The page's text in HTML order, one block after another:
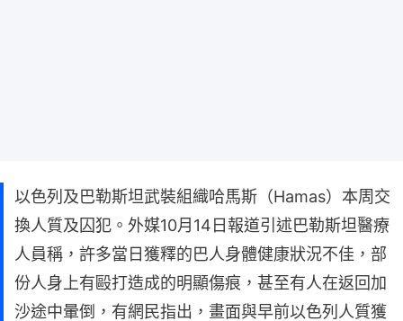
以色列及巴勒斯坦武裝組織哈馬斯（Hamas）本周交
換人質及囚犯。外媒10月14日報道引述巴勒斯坦醫療
人員稱，許多當日獲釋的巴人身體健康狀況不佳，部
份人身上有毆打造成的明顯傷痕，甚至有人在返回加
沙途中暈倒，有網民指出，畫面與早前以色列人質獲